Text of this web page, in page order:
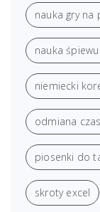
nauka gry na
nauka
niemiecki
odmiana
piosenki do
skroty excel